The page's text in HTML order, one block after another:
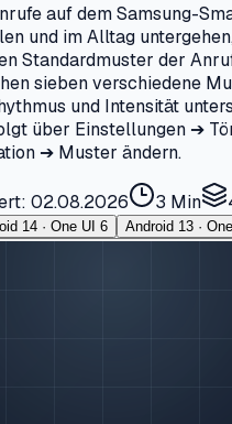
auf dem Samsung-
und im Alltag
Standardmuster der
sieben verschiedene
und Intensität
über Einstellungen ➔
➔ Muster ändern.
02.08.2026 3 Min
14 · One UI 6 Android 13 ·